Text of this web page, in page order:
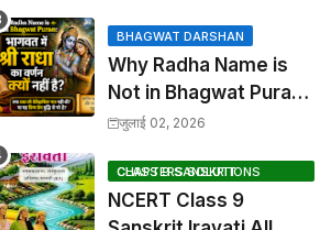
Translation &
Solutions
BHAGWAT DARSHAN
Why Radha Name is
Not in Bhagwat Puran:
भागवत में श्री राधा का वर्णन क्यों
जुलाई 02, 2026
CLASS 9 SANSKRIT CHAPTERS SOLUTIONS
NCERT Class 9